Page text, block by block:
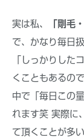
実は私、 「剛毛
で、かなり毎日
「しっかりした
くこともあるの
中で「毎日この
れます笑 実際に
て頂くことが多い